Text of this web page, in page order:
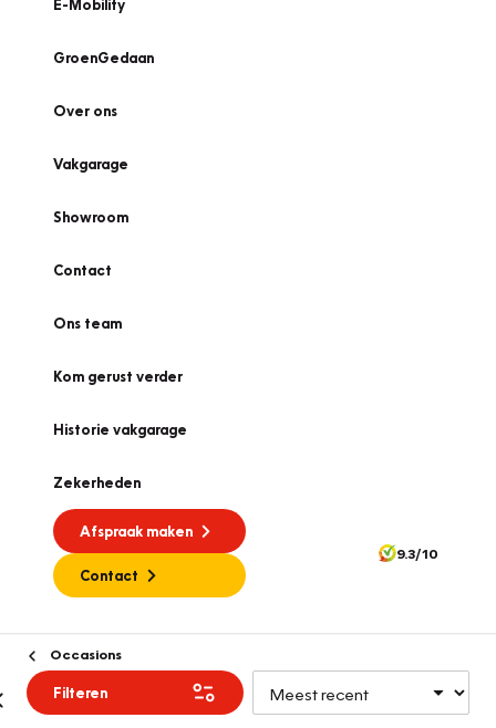
E-Mobility
GroenGedaan
Over ons
Vakgarage
Showroom
Contact
Ons team
Kom gerust verder
Historie vakgarage
Zekerheden
Afspraak maken
Contact
9.3/10
Occasions
Filteren